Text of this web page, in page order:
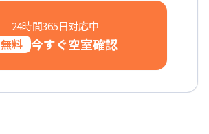
24時間365日対応中
無料 今すぐ空室確認